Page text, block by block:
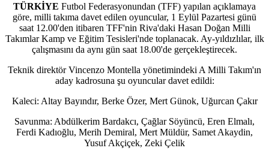
TÜRKİYE Futbol Federasyonundan (TFF) yapılan açıklamaya
göre, milli takıma davet edilen oyuncular, 1 Eylül Pazartesi günü
saat 12.00'den itibaren TFF'nin Riva'daki Hasan Doğan Milli
Takımlar Kamp ve Eğitim Tesisleri'nde toplanacak. Ay-yıldızlılar, ilk
çalışmasını da aynı gün saat 18.00'de gerçekleştirecek.
Teknik direktör Vincenzo Montella yönetimindeki A Milli Takım'ın
aday kadrosuna şu oyuncular davet edildi:
Kaleci: Altay Bayındır, Berke Özer, Mert Günok, Uğurcan Çakır
Savunma: Abdülkerim Bardakcı, Çağlar Söyüncü, Eren Elmalı,
Ferdi Kadıoğlu, Merih Demiral, Mert Müldür, Samet Akaydin,
Yusuf Akçiçek, Zeki Çelik